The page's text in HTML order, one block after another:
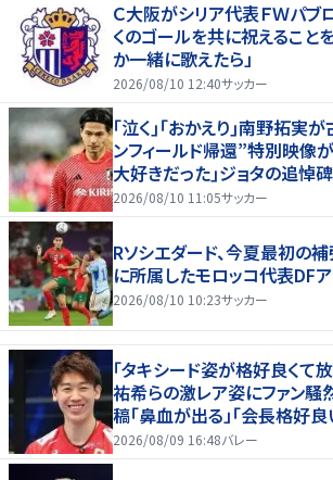
Ｃ大阪がシリア代表ＦＷパブ
くのゴールを共に祝えること
か一緒に歌えたら」
2026/08/10 12:40サッカー
｢泣く｣｢おかえり｣南野拓実
ンフィールド帰還”特別映像
大好きだった｣ジョタの追悼
くなります…｣
2026/08/10 11:05サッカー
Rソシエダード、今夏最初の
に所属したモロッコ代表DF
2026/08/10 10:23サッカー
「タキシード姿が格好良くて
祐希らの激レア姿にファン
稿「鼻血が出る」「会長格好
好いい」
2026/08/09 16:48バレー